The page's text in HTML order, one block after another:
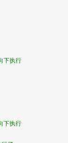
下执行
下执行